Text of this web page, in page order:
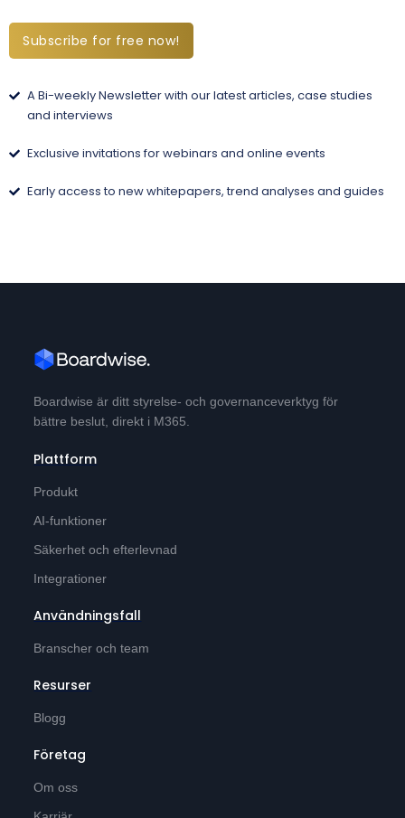
Subscribe for free now!
A Bi-weekly Newsletter with our latest articles, case studies
and interviews
Exclusive invitations for webinars and online events
Early access to new whitepapers, trend analyses and guides
Boardwise är ditt styrelse- och governanceverktyg för
bättre beslut, direkt i M365.
Plattform
Produkt
AI-funktioner
Säkerhet och efterlevnad
Integrationer
Användningsfall
Branscher och team
Resurser
Blogg
Företag
Om oss